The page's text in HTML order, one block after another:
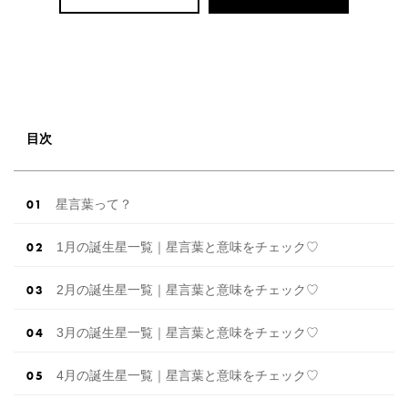
目次
星言葉って？
1月の誕生星一覧｜星言葉と意味をチェック♡
2月の誕生星一覧｜星言葉と意味をチェック♡
3月の誕生星一覧｜星言葉と意味をチェック♡
4月の誕生星一覧｜星言葉と意味をチェック♡